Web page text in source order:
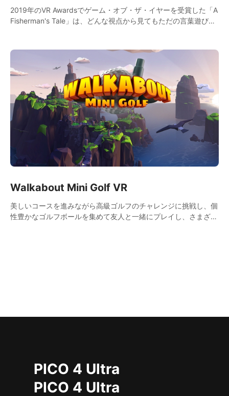
2019年のVR Awardsでゲーム・オブ・ザ・イヤーを受賞した「A
Fisherman's Tale」は、どんな視点から見てもただの言葉遊びで
Walkabout Mini Golf VR
美しいコースを進みながら高級ゴルフのチャレンジに挑戦し、個
性豊かなゴルフボールを集めて友人と一緒にプレイし、さまざま
PICO 4 Ultra
PICO 4 Ultra